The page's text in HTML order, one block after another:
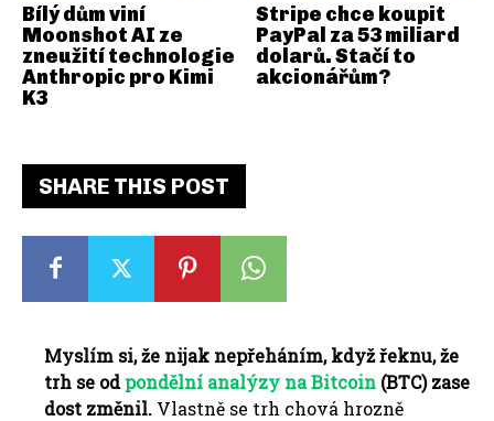
SHARE THIS POST
Myslím si, že nijak nepřeháním, když řeknu, že
trh se odpondělní analýzy na Bitcoin (BTC) zase
dost změnil. Vlastně se trh chová hrozně
Bílý dům viní
Moonshot AI ze
zneužití technologie
Anthropic pro Kimi
K3
Stripe chce koupit
PayPal za 53 miliard
dolarů. Stačí to
akcionářům?